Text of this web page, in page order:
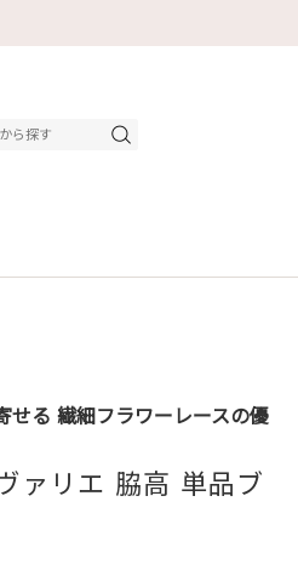
せる 繊細フラワーレースの優
ァリエ 脇高 単品ブ